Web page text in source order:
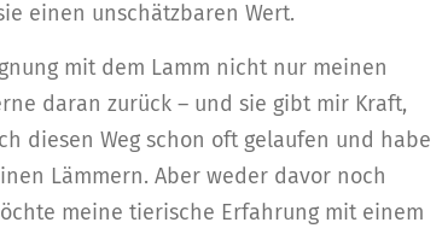
einen unschätzbaren Wert.
mit dem Lamm nicht nur meinen
daran zurück – und sie gibt mir Kraft,
diesen Weg schon oft gelaufen und habe
Lämmern. Aber weder davor noch
meine tierische Erfahrung mit einem